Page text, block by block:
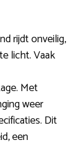
rijdt onveilig,
licht. Vaak
Met
weer
Dit
een